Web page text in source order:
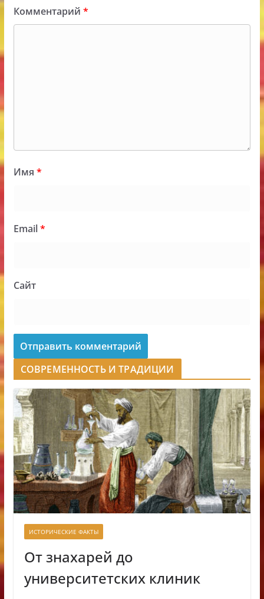
Комментарий *
Имя *
Email*
Сайт
СОВРЕМЕННОСТЬ И ТРАДИЦИИ
ИСТОРИЧЕСКИЕ ФАКТЫ
От знахарей до
университетских клиник